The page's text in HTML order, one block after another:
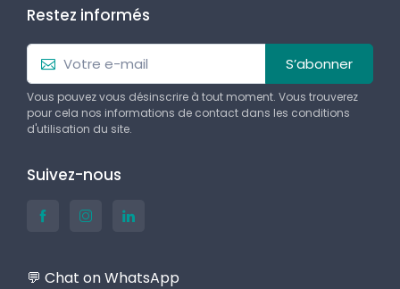
Restez informés
S’abonner
Vous pouvez vous désinscrire à tout moment. Vous trouverez
pour cela nos informations de contact dans les conditions
d'utilisation du site.
Suivez-nous
💬 Chat on WhatsApp